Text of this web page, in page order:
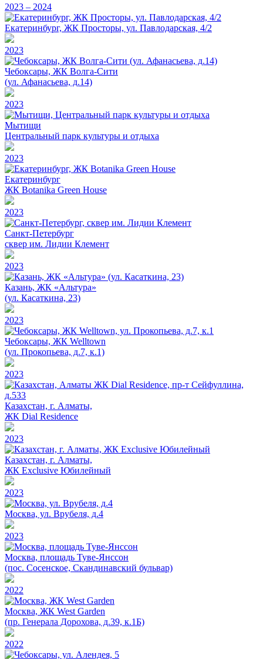
2023 – 2024
Екатеринбург, ЖК Просторы, ул. Павлодарская, 4/2
2023
Чебоксары, ЖК Волга-Сити
(ул. Афанасьева, д.14)
2023
Мытищи
Центральный парк культуры и отдыха
2023
Екатеринбург
ЖК Botanika Green House
2023
Санкт-Петербург
сквер им. Лидии Клемент
2023
Казань, ЖК «Альтура»
(ул. Касаткина, 23)
2023
Чебоксары, ЖК Welltown
(ул. Прокопьева, д.7, к.1)
2023
Казахстан, г. Алматы,
ЖК Dial Residence
2023
Казахстан, г. Алматы,
ЖК Exclusive Юбилейный
2023
Москва, ул. Врубеля, д.4
2023
Москва, площадь Туве-Янссон
(пос. Сосенское, Скандинавский бульвар)
2022
Москва, ЖК West Garden
(пр. Генерала Дорохова, д.39, к.1Б)
2022